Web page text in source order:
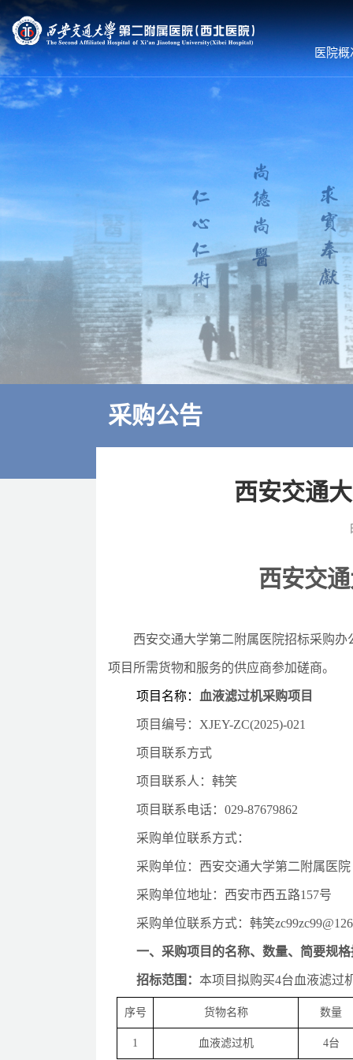
医院概况
医保服务
护理到家
就诊须知
就医流程
多学科诊疗
特色医疗
病院•中心
医院概
采购公告
西安交通
西安交
西安交通大学第二附属医院招标采购
项目所需货物和服务的供应商参加磋商。
项目名称： 血液滤过机采购项目
项目编号： XJEY-ZC(2025)-021
项目联系方式
项目联系人：韩笑
项目联系电话： 029-87679862
采购单位联系方式：
采购单位：西安交通大学第二附属医院
采购单位地址：西安市西五路157号
采购单位联系方式：韩笑
一、 采购项目的名称、数量、简要规
招标范围： 本项目拟购买4台血液滤过
序号 货物名称 数量
1 血液滤过机 4台